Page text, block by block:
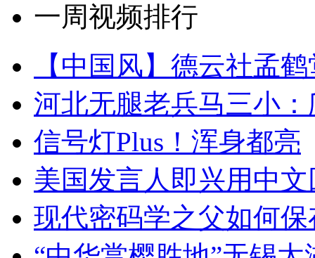
一周视频排行
【中国风】德云社孟
河北无腿老兵马三小
信号灯Plus！浑身都亮
美国发言人即兴用中
现代密码学之父如何